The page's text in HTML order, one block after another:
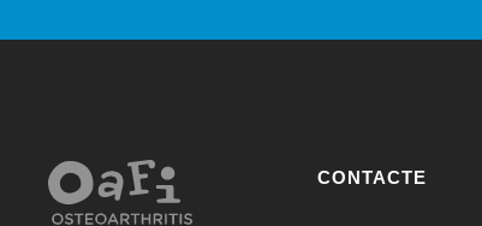
CONTACTE